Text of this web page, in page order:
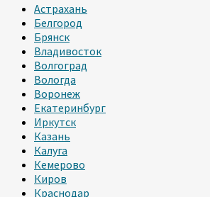
Астрахань
Белгород
Брянск
Владивосток
Волгоград
Вологда
Воронеж
Екатеринбург
Иркутск
Казань
Калуга
Кемерово
Киров
Краснодар